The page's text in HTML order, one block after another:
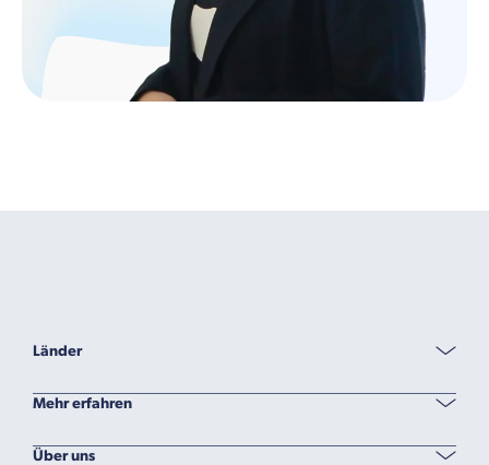
Länder
Mehr erfahren
Über uns